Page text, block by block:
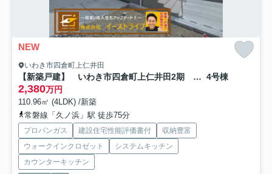
NEW
いわき市四倉町上仁井田
【新築戸建】 いわき市四倉町上仁井田2期 長期優良住宅 4号棟
2,380万円
110.96㎡ (4LDK) /新築
常磐線「久ノ浜」駅 徒歩75分
プロパンガス 建設住宅性能評価書付
収納豊富
ウォークインクロゼット
システムキッチン
カウンターキッチン